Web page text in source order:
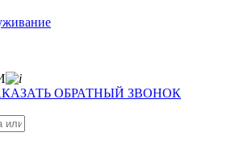
ОБРАТНЫЙ ЗВОНОК